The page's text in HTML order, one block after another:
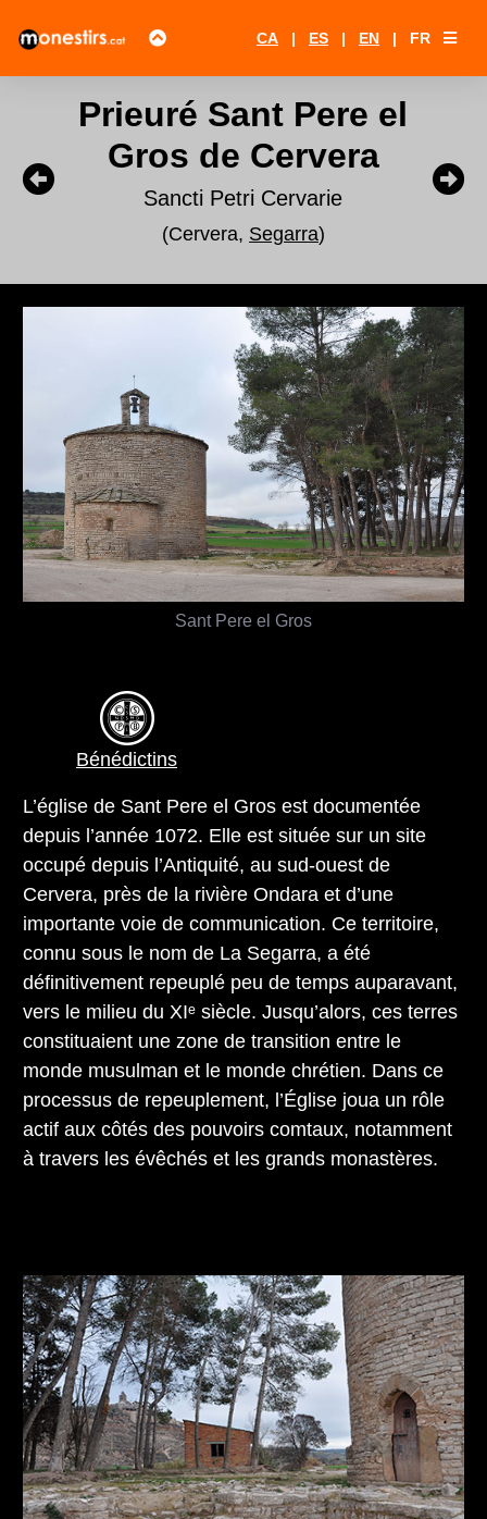
CA | ES | EN | FR
Prieuré Sant Pere el
Gros de Cervera
Sancti Petri Cervarie
(Cervera, Segarra)
Sant Pere el Gros
Bénédictins
L’église de Sant Pere el Gros est documentée
depuis l’année 1072. Elle est située sur un site
occupé depuis l’Antiquité, au sud-ouest de
Cervera, près de la rivière Ondara et d’une
importante voie de communication. Ce territoire,
connu sous le nom de La Segarra, a été
définitivement repeuplé peu de temps auparavant,
vers le milieu du XIᵉ siècle. Jusqu’alors, ces terres
constituaient une zone de transition entre le
monde musulman et le monde chrétien. Dans ce
processus de repeuplement, l’Église joua un rôle
actif aux côtés des pouvoirs comtaux, notamment
à travers les évêchés et les grands monastères.